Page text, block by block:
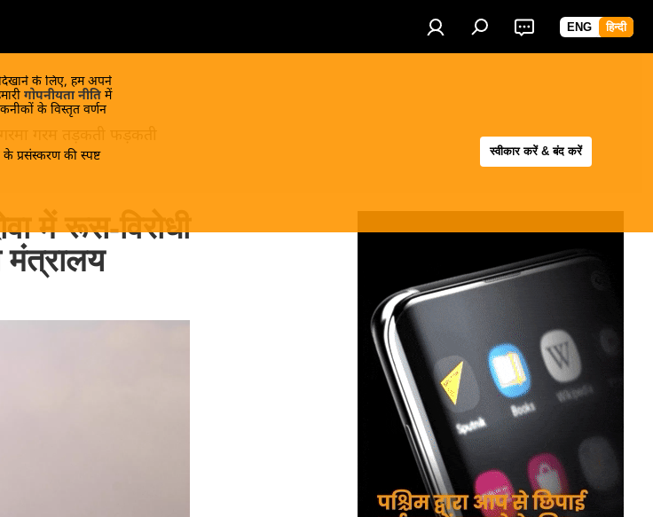
ENG हिन्दी
दिखाने के लिए, हम अपने
गोपनीयता नीति में
के विस्तृत वर्णन
प्रसंस्करण की स्पष्ट
स्वीकार करें & बंद करें
गरम तड़कती फड़कती
में रूस-विरोधी
मंत्रालय